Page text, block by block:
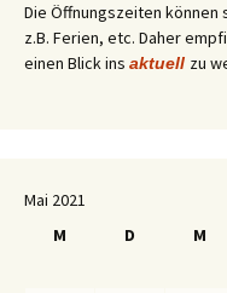
Die Öffnungszeiten können
z.B. Ferien, etc. Daher
einen Blick ins aktuell zu
Mai 2021
M
D M